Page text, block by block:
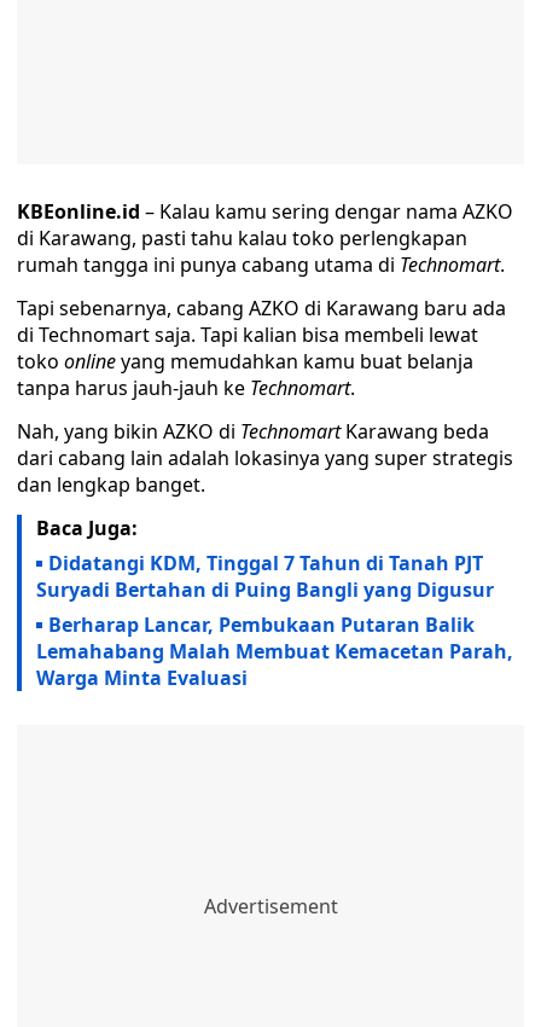
KBEonline.id – Kalau kamu sering dengar nama AZKO
di Karawang, pasti tahu kalau toko perlengkapan
rumah tangga ini punya cabang utama di Technomart.
Tapi sebenarnya, cabang AZKO di Karawang baru ada
di Technomart saja. Tapi kalian bisa membeli lewat
toko onlineyang memudahkan kamu buat belanja
tanpa harus jauh-jauh ke Technomart.
Nah, yang bikin AZKO di TechnomartKarawang beda
dari cabang lain adalah lokasinya yang super strategis
dan lengkap banget.
Baca Juga:
Didatangi KDM, Tinggal 7 Tahun di Tanah PJT
Suryadi Bertahan di Puing Bangli yang Digusur
Berharap Lancar, Pembukaan Putaran Balik
Lemahabang Malah Membuat Kemacetan Parah,
Warga Minta Evaluasi